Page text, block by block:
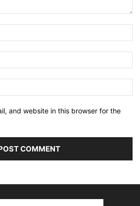
and website in this browser for the